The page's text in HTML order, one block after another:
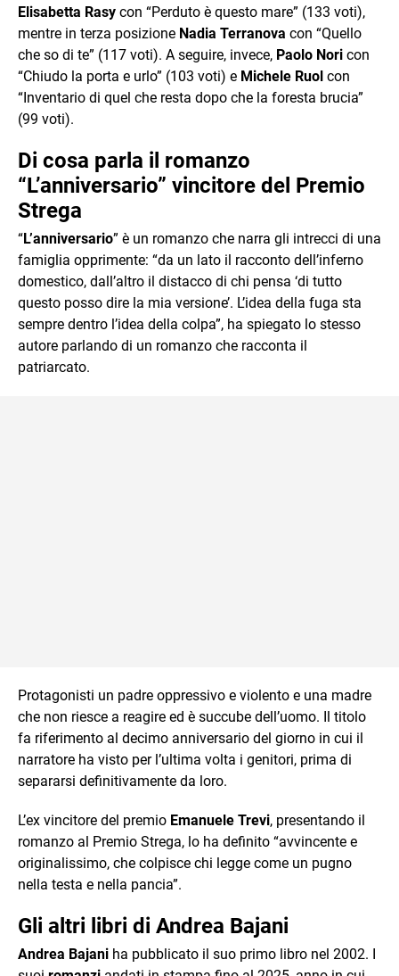
Elisabetta Rasy con “Perduto è questo mare” (133 voti),
mentre in terza posizione Nadia Terranova con “Quello
che so di te” (117 voti). A seguire, invece, Paolo Nori con
“Chiudo la porta e urlo” (103 voti) e Michele Ruol con
“Inventario di quel che resta dopo che la foresta brucia”
(99 voti).
Di cosa parla il romanzo
“L’anniversario” vincitore del Premio
Strega
“L’anniversario” è un romanzo che narra gli intrecci di una
famiglia opprimente: “da un lato il racconto dell’inferno
domestico, dall’altro il distacco di chi pensa ‘di tutto
questo posso dire la mia versione’. L’idea della fuga sta
sempre dentro l’idea della colpa”, ha spiegato lo stesso
autore parlando di un romanzo che racconta il
patriarcato.
Protagonisti un padre oppressivo e violento e una madre
che non riesce a reagire ed è succube dell’uomo. Il titolo
fa riferimento al decimo anniversario del giorno in cui il
narratore ha visto per l’ultima volta i genitori, prima di
separarsi definitivamente da loro.
L’ex vincitore del premio Emanuele Trevi, presentando il
romanzo al Premio Strega, lo ha definito “avvincente e
originalissimo, che colpisce chi legge come un pugno
nella testa e nella pancia”.
Gli altri libri di Andrea Bajani
Andrea Bajani ha pubblicato il suo primo libro nel 2002. I